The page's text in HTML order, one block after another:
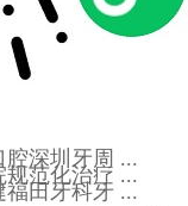
深圳牙周 ...
范化治疗 ...
田牙科牙 ...